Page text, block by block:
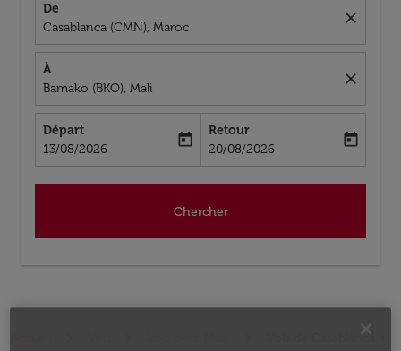
De
Casablanca (CMN), Maroc
close
À
Bamako (BKO), Mali
close
Départ
fc-booking-departure-date-aria-label
13/08/2026
today
Retour
fc-booking-return-date-aria-label
20/08/2026
today
Chercher
Vols de Casablanca a